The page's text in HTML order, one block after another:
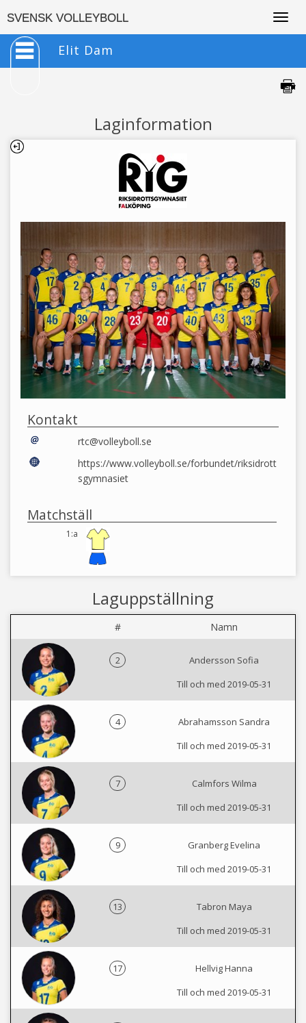
SVENSK VOLLEYBOLL
Elit Dam
Laginformation
Kontakt
rtc@volleyboll.se
https://www.volleyboll.se/forbundet/riksidrott
sgymnasiet
Matchställ
1:a
Laguppställning
# Namn
2
Andersson Sofia
Till och med 2019-05-31
4
Abrahamsson Sandra
Till och med 2019-05-31
7
Calmfors Wilma
Till och med 2019-05-31
9
Granberg Evelina
Till och med 2019-05-31
13
Tabron Maya
Till och med 2019-05-31
17
Hellvig Hanna
Till och med 2019-05-31